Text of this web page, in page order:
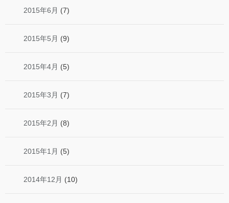
2015年6月 (7)
2015年5月 (9)
2015年4月 (5)
2015年3月 (7)
2015年2月 (8)
2015年1月 (5)
2014年12月 (10)